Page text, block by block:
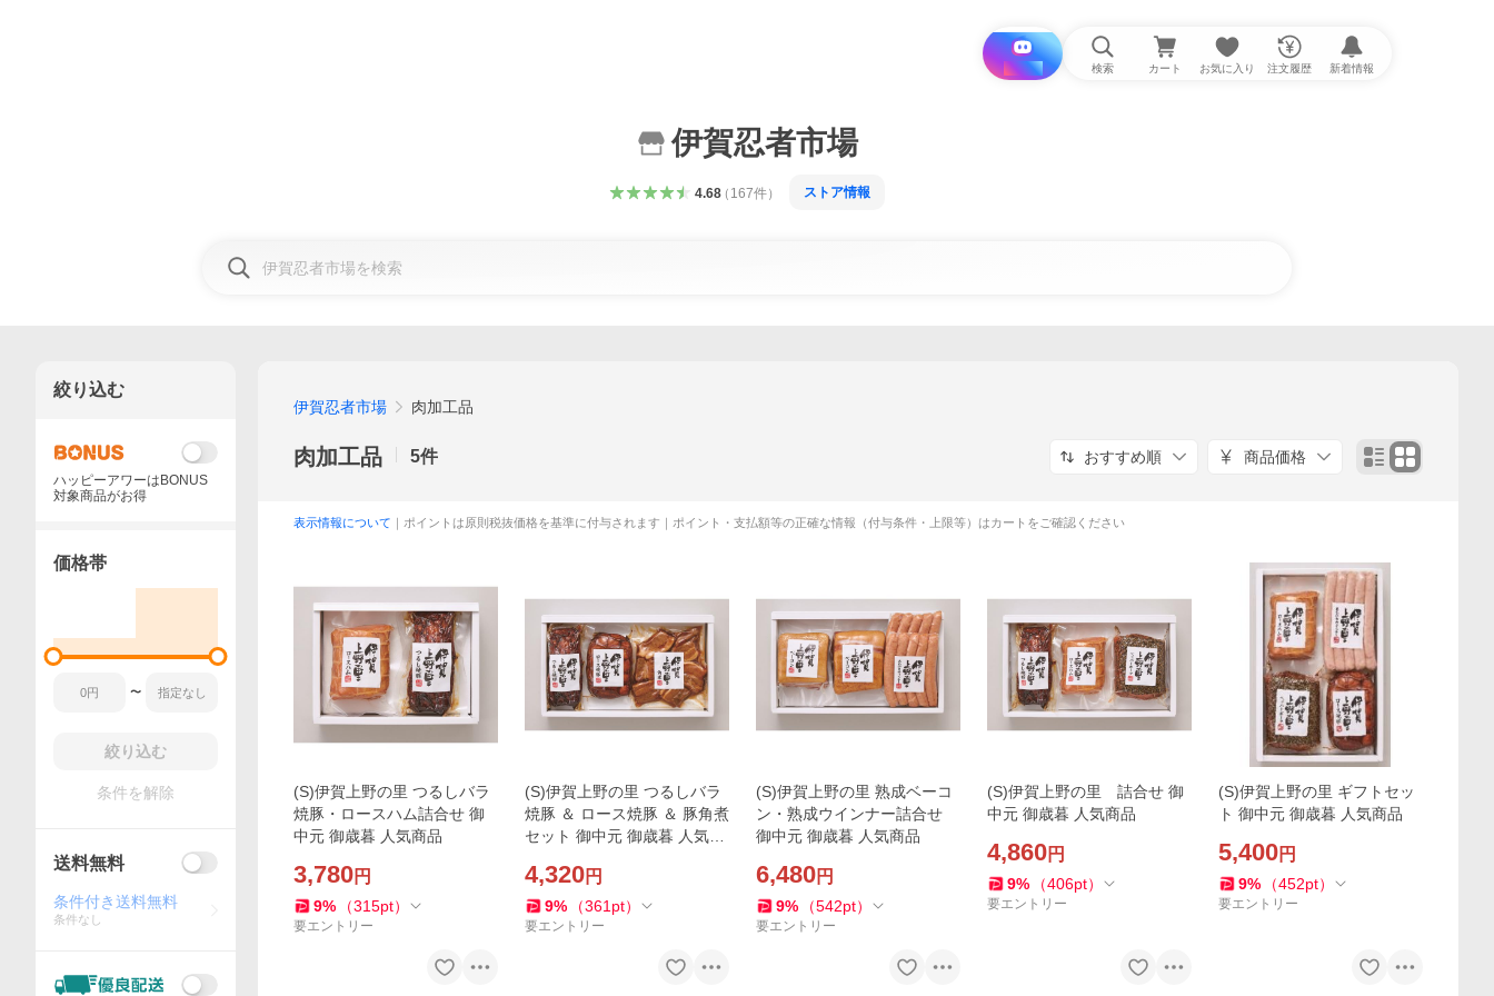
i と探す 検索 カート お気に入り 注文履歴 新着情報
伊賀忍者市場
4.68（ 167件） ストア情報
伊賀忍者市場 肉加工品
肉加工品 5件 おすすめ順 商品価格
表示情報について ｜ポイントは原則税抜価格を基準に付与されます｜ポイント・支払額等の正確な情報（付与条件・上限等）はカートをご確認ください
(S)伊賀上野の里 つるしバラ
焼豚・ロースハム詰合せ 御
中元 御歳暮 人気商品
3,780円
9% （315pt）
要エントリー
(S)伊賀上野の里 つるしバラ
焼豚 ＆ ロース焼豚 ＆ 豚角煮
セット 御中元 御歳暮 人気商
4,320円
9% （361 pt）
要エントリー
(S)伊賀上野の里 熟成ベーコ
ン・熟成ウインナー詰合せ
御中元 御歳暮 人気商品
6,480円
9% （542pt）
要エントリー
(S)伊賀上野の里 詰合せ 御
中元 御歳暮 人気商品
4,860円
9% （406pt）
要エントリー
(S)伊賀上野の里 ギフトセッ
ト 御中元 御歳暮 人気商品
5,400円
9% （452pt）
要エントリー
絞り込む
ハッピーアワーはBONUS
対象商品がお得
価格帯
〜
絞り込む
条件を解除
送料無料
条件付き送料無料
条件なし